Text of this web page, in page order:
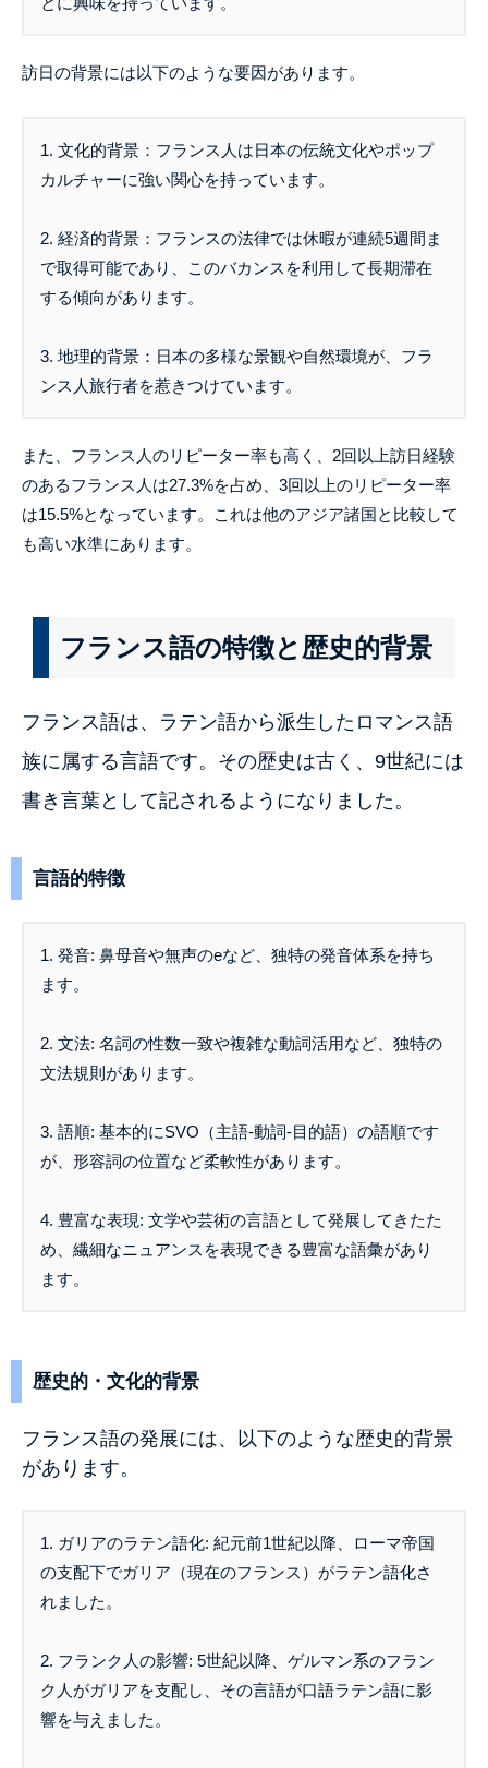
訪日の背景には以下のような要因があります。
1. 文化的背景：フランス人は日本の伝統文化やポップ
カルチャーに強い関心を持っています。
2. 経済的背景：フランスの法律では休暇が連続5週間ま
で取得可能であり、このバカンスを利用して長期滞在
する傾向があります。
3. 地理的背景：日本の多様な景観や自然環境が、フラ
ンス人旅行者を惹きつけています。
また、フランス人のリピーター率も高く、2回以上訪日経験
のあるフランス人は27.3%を占め、3回以上のリピーター率
は15.5%となっています。これは他のアジア諸国と比較して
も高い水準にあります。
フランス語の特徴と歴史的背景
フランス語は、ラテン語から派生したロマンス語
族に属する言語です。その歴史は古く、9世紀には
書き言葉として記されるようになりました。
言語的特徴
1. 発音: 鼻母音や無声のeなど、独特の発音体系を持ち
ます。
2. 文法: 名詞の性数一致や複雑な動詞活用など、独特の
文法規則があります。
3. 語順: 基本的にSVO（主語-動詞-目的語）の語順です
が、形容詞の位置など柔軟性があります。
4. 豊富な表現: 文学や芸術の言語として発展してきたた
め、繊細なニュアンスを表現できる豊富な語彙があり
ます。
歴史的・文化的背景
フランス語の発展には、以下のような歴史的背景
があります。
1. ガリアのラテン語化: 紀元前1世紀以降、ローマ帝国
の支配下でガリア（現在のフランス）がラテン語化さ
れました。
2. フランク人の影響: 5世紀以降、ゲルマン系のフラン
ク人がガリアを支配し、その言語が口語ラテン語に影
響を与えました。